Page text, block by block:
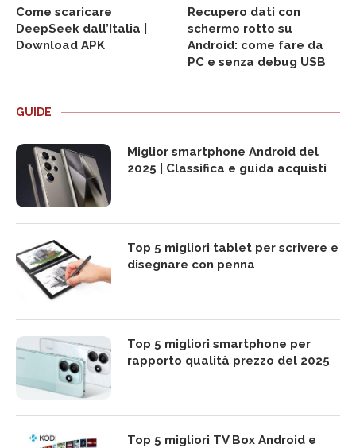
Come scaricare
DeepSeek dall’Italia |
Download APK
Recupero dati con
schermo rotto su
Android: come fare da
PC e senza debug USB
GUIDE
Miglior smartphone Android del
2025 | Classifica e guida acquisti
Top 5 migliori tablet per scrivere e
disegnare con penna
Top 5 migliori smartphone per
rapporto qualità prezzo del 2025
Top 5 migliori TV Box Android e